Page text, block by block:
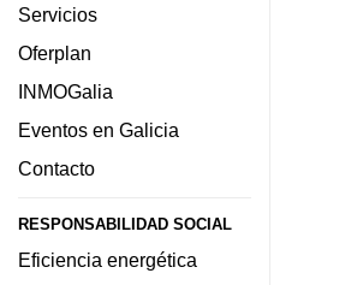
Servicios
Oferplan
INMOGalia
Eventos en Galicia
Contacto
RESPONSABILIDAD SOCIAL
Eficiencia energética